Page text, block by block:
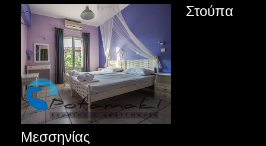
Στούπα
Μεσσηνίας